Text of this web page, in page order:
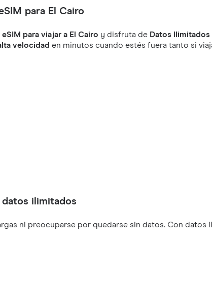
para El Cairo
eSIM para viajar a El Cairo y disfruta de Datos
velocidad en minutos cuando estés fuera tanto si
datos ilimitados
ni preocuparse por quedarse sin datos. Con